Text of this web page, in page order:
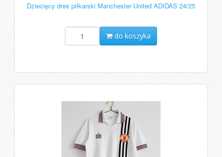
Dziecięcy dres piłkarski Manchester United ADIDAS 24/25
do koszyka